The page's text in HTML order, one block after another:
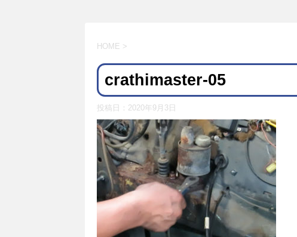
HOME >
crathimaster-05
投稿日： 2020年9月3日